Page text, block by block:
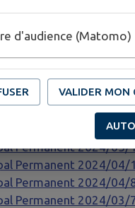
Permanent 2024/10/
Permanent 2024/10/
Permanent 2024/10/
Permanent 2024/07/
Permanent 2024/06/
Permanent 2024/06/
Permanent 2024/05/
Permanent 2024/04/
Permanent 2024/04/
Permanent 2024/03/
d'audience (Matomo)
VALIDER MON